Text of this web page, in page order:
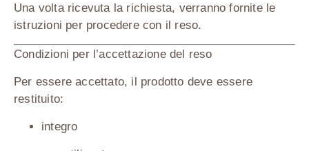
Una volta ricevuta la richiesta, verranno fornite le
istruzioni per procedere con il reso.
Condizioni per l’accettazione del reso
Per essere accettato, il prodotto deve essere
restituito:
integro